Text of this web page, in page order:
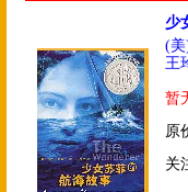
少
(美
王
暂
原
关